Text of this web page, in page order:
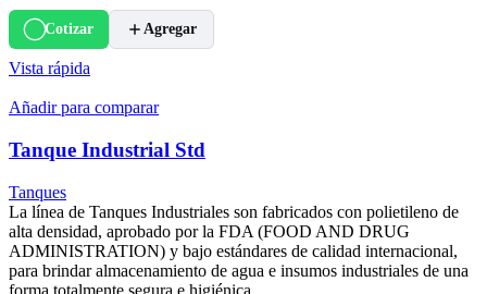
Cotizar Agregar
Vista rápida
Añadir para comparar
Tanque Industrial Std
Tanques
La línea de Tanques Industriales son fabricados con polietileno de
alta densidad, aprobado por la FDA (FOOD AND DRUG
ADMINISTRATION) y bajo estándares de calidad internacional,
para brindar almacenamiento de agua e insumos industriales de una
forma totalmente segura e higiénica.